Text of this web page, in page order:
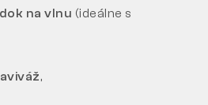
na vlnu (ideálne s
,